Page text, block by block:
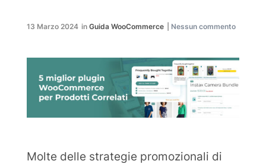
13 Marzo 2024 in Guida WooCommerce Nessun commento
Molte delle strategie promozionali di